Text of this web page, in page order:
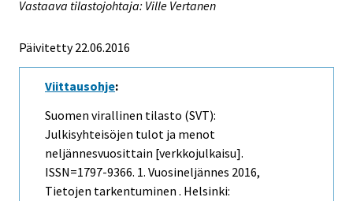
Vastaava tilastojohtaja: Ville Vertanen
Päivitetty 22.06.2016
Viittausohje:
Suomen virallinen tilasto (SVT):
Julkisyhteisöjen tulot ja menot
neljännesvuosittain [verkkojulkaisu].
ISSN=1797-9366. 1. Vuosineljännes 2016,
Tietojen tarkentuminen . Helsinki: